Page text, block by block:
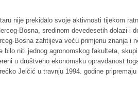
nije prekidalo svoje aktivnosti tijekom
Bosna, sredinom devedesetih dolazi i
Bosna zahtijeva veću primjenu znanja i
niti jednog agronomskog fakulteta,
u društveno ekonomsku opravdanost
Jelčić u travnju 1994. godine pripremaju